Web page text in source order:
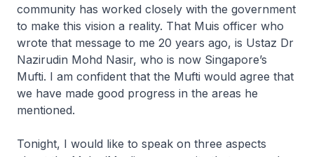
community has worked closely with the government
to make this vision a reality. That Muis officer who
wrote that message to me 20 years ago, is Ustaz Dr
Nazirudin Mohd Nasir, who is now Singapore’s
Mufti. I am confident that the Mufti would agree that
we have made good progress in the areas he
mentioned.
Tonight, I would like to speak on three aspects